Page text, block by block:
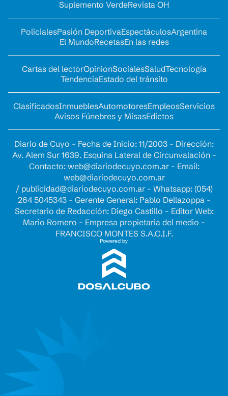
Suplemento VerdeRevista OH
PolicialesPasión DeportivaEspectáculosArgentina
El MundoRecetasEn las redes
Cartas del lectorOpinionSocialesSaludTecnología
TendenciaEstado del tránsito
ClasificadosInmueblesAutomotoresEmpleosServicios
Avisos Fúnebres y MisasEdictos
Diario de Cuyo - Fecha de Inicio: 11/2003 - Dirección:
Av. Alem Sur 1639. Esquina Lateral de Circunvalación -
Contacto: web@diariodecuyo.com.ar- Email:
web@diariodecuyo.com.ar
/ publicidad@diariodecuyo.com.ar- Whatsapp: (054)
264 5045343 - Gerente General: Pablo Dellazoppa -
Secretario de Redacción: Diego Castillo - Editor Web:
Mario Romero - Empresa propietaria del medio -
FRANCISCO MONTES S.A.C.I.F.